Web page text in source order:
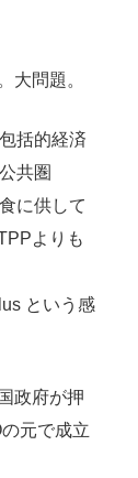
大問題。
括的経済
共圏
に供して
よりも
という感
政府が押
元で成立